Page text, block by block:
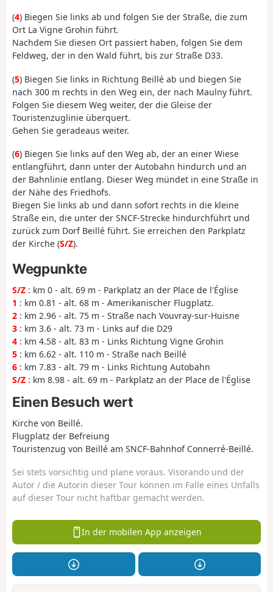
(4) Biegen Sie links ab und folgen Sie der Straße, die zum
Ort La Vigne Grohin führt.
Nachdem Sie diesen Ort passiert haben, folgen Sie dem
Feldweg, der in den Wald führt, bis zur Straße D33.
(5) Biegen Sie links in Richtung Beillé ab und biegen Sie
nach 300 m rechts in den Weg ein, der nach Maulny führt.
Folgen Sie diesem Weg weiter, der die Gleise der
Touristenzuglinie überquert.
Gehen Sie geradeaus weiter.
(6) Biegen Sie links auf den Weg ab, der an einer Wiese
entlangführt, dann unter der Autobahn hindurch und an
der Bahnlinie entlang. Dieser Weg mündet in eine Straße in
der Nähe des Friedhofs.
Biegen Sie links ab und dann sofort rechts in die kleine
Straße ein, die unter der SNCF-Strecke hindurchführt und
zurück zum Dorf Beillé führt. Sie erreichen den Parkplatz
der Kirche (S/Z).
Wegpunkte
S/Z : km 0 - alt. 69 m - Parkplatz an der Place de l'Église
1 : km 0.81 - alt. 68 m - Amerikanischer Flugplatz.
2 : km 2.96 - alt. 75 m - Straße nach Vouvray-sur-Huisne
3 : km 3.6 - alt. 73 m - Links auf die D29
4 : km 4.58 - alt. 83 m - Links Richtung Vigne Grohin
5 : km 6.62 - alt. 110 m - Straße nach Beillé
6 : km 7.83 - alt. 79 m - Links Richtung Autobahn
S/Z : km 8.98 - alt. 69 m - Parkplatz an der Place de l'Église
Einen Besuch wert
Kirche von Beillé.
Flugplatz der Befreiung
Touristenzug von Beillé am SNCF-Bahnhof Connerré-Beillé.
Sei stets vorsichtig und plane voraus. Visorando und der
Autor / die Autorin dieser Tour können im Falle eines Unfalls
auf dieser Tour nicht haftbar gemacht werden.
In der mobilen App anzeigen